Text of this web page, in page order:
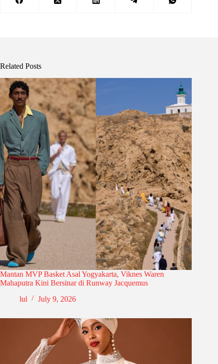
Related Posts
Mantan MVP Basket Asal Yogyakarta, Viknes Waren
Mahaputra Kini Bersinar di Runway Jacquemus
lul
July 9, 2026